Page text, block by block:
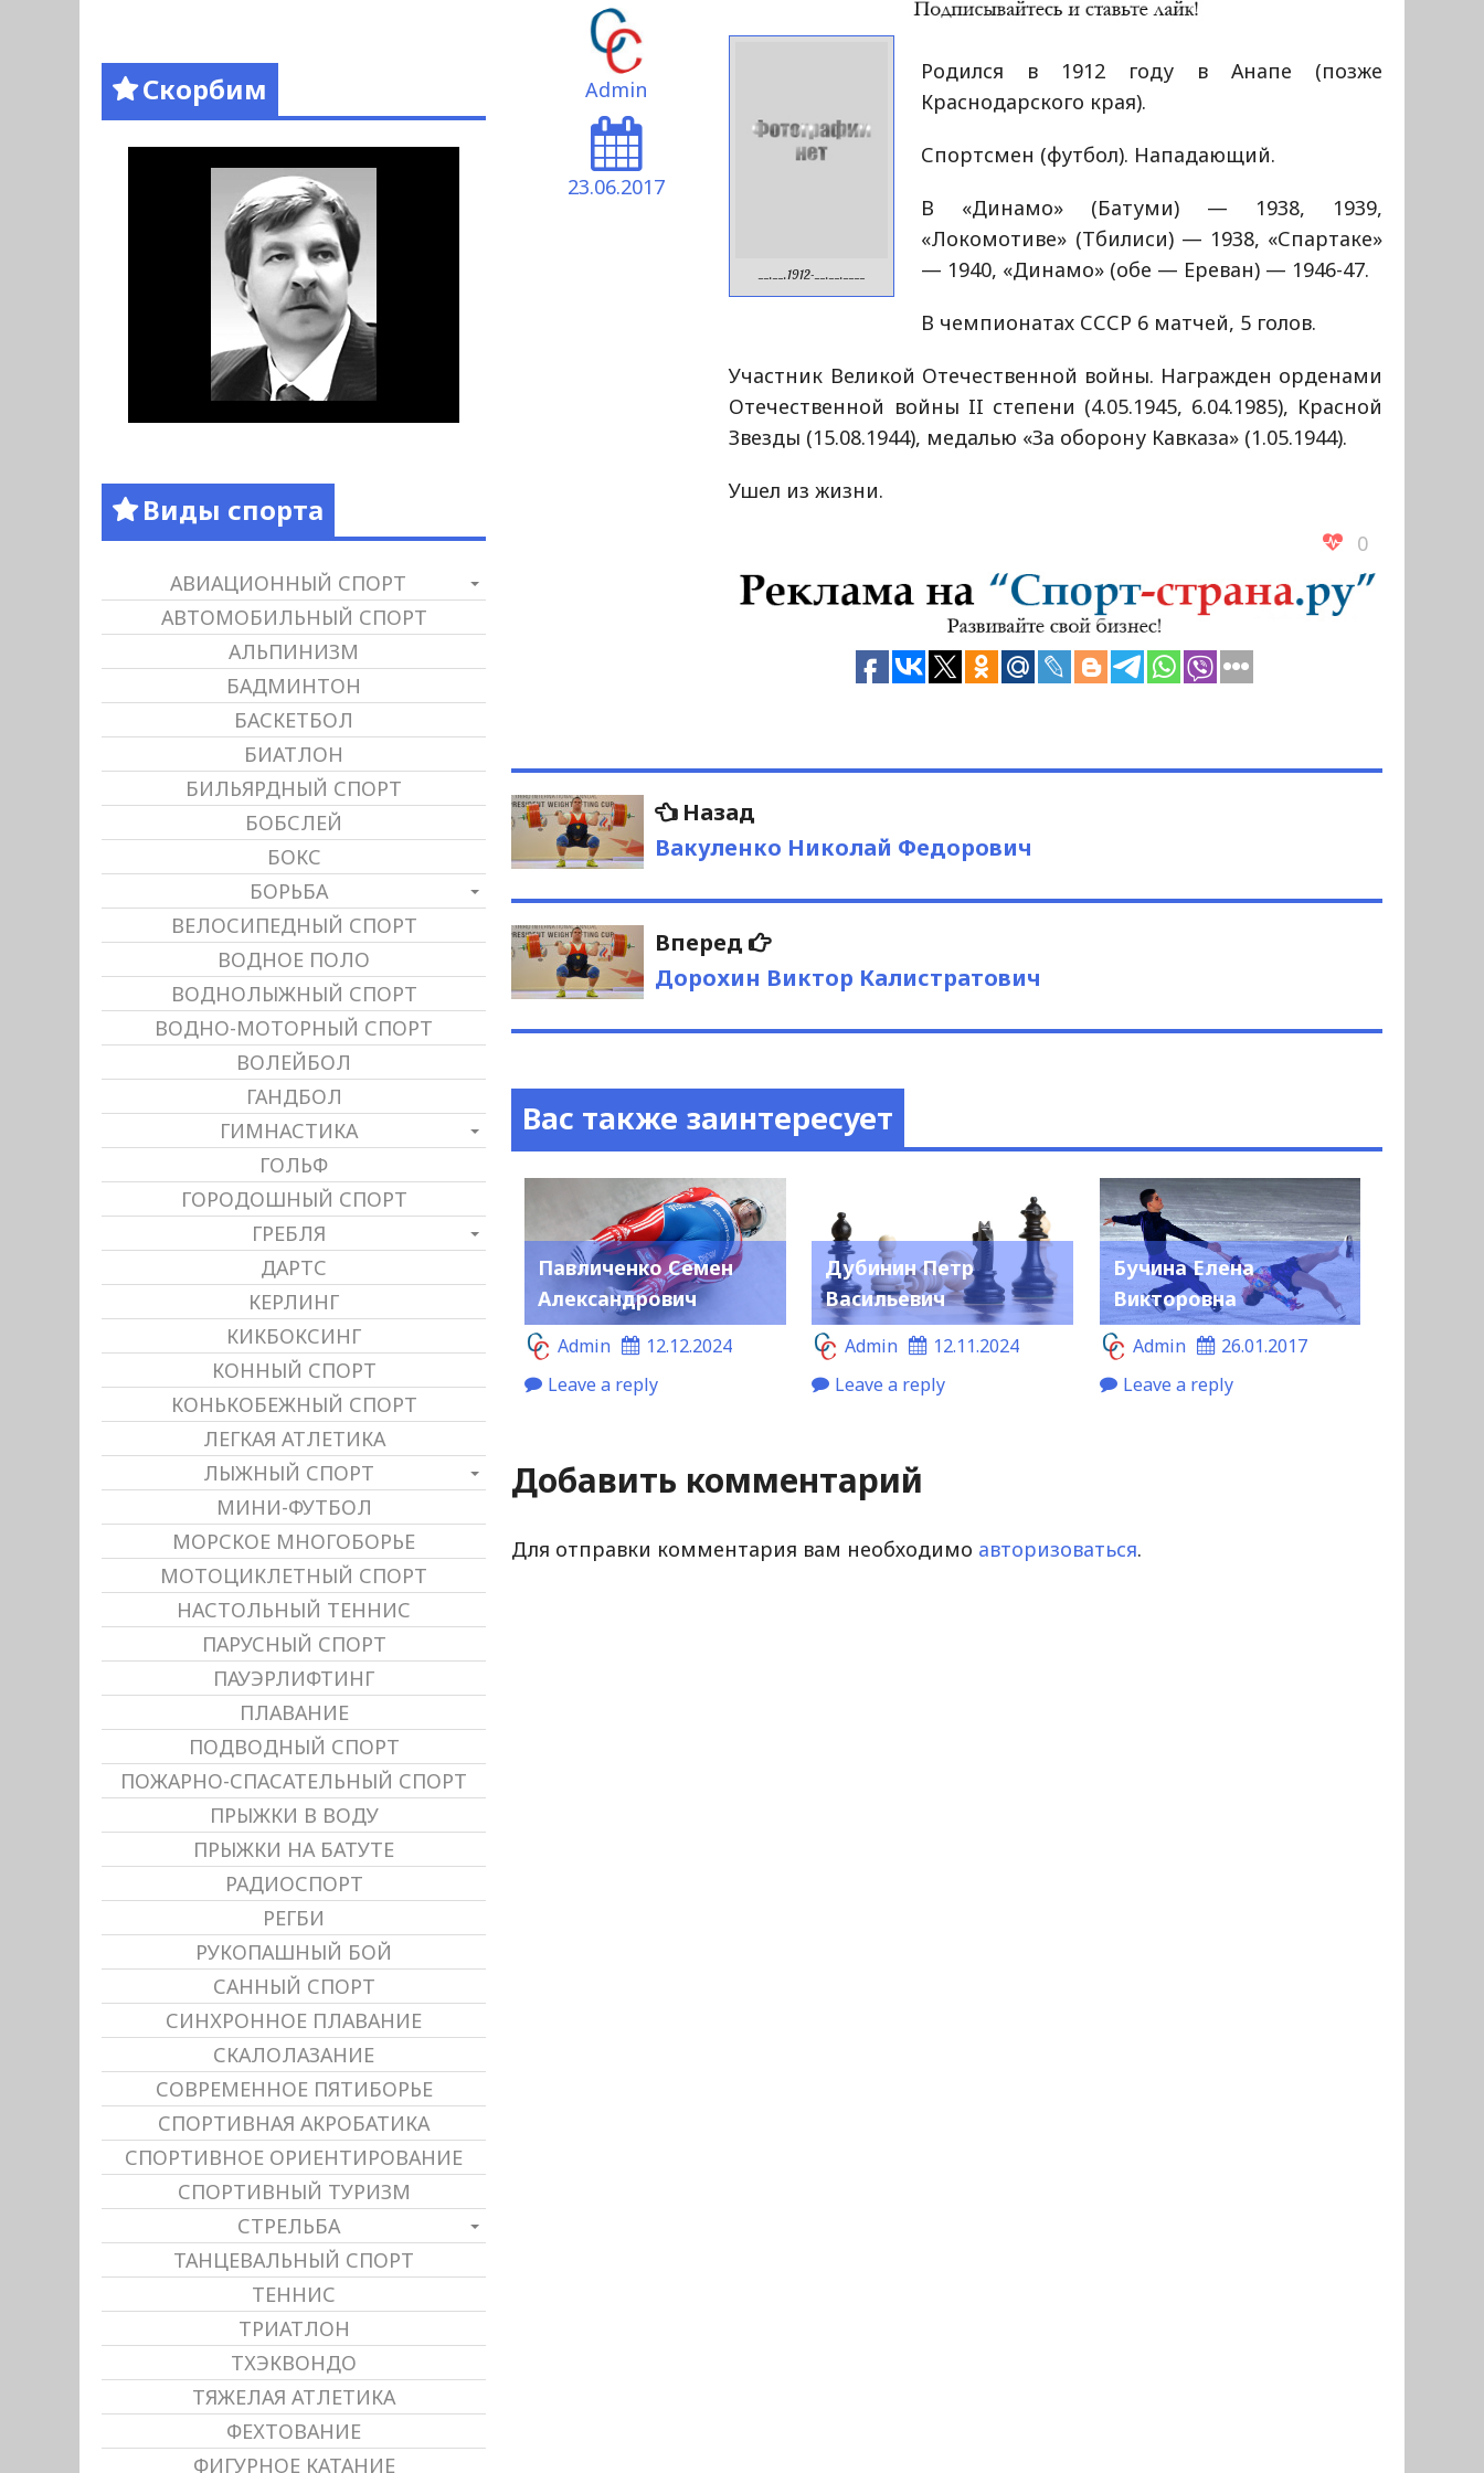
Admin
23.06.2017
__.__.1912-__.__.____
Родился в 1912 году в Анапе (позже
Краснодарского края).
Спортсмен (футбол). Нападающий.
В «Динамо» (Батуми) — 1938, 1939,
«Локомотиве» (Тбилиси) — 1938, «Спартаке»
— 1940, «Динамо» (обе — Ереван) — 1946-47.
В чемпионатах СССР 6 матчей, 5 голов.
Участник Великой Отечественной войны. Награжден орденами
Отечественной войны II степени (4.05.1945, 6.04.1985), Красной
Звезды (15.08.1944), медалью «За оборону Кавказа» (1.05.1944).
Ушел из жизни.
0
Навигация
по
записям
Назад
запись:
Вакуленко Николай Федорович
Вперед
Следующая
запись:
Дорохин Виктор Калистратович
Вас также заинтересует
Павличенко Семен
Александрович
Admin
12.12.2024
Leave a reply
Дубинин Петр
Васильевич
Admin
12.11.2024
Leave a reply
Бучина Елена
Викторовна
Admin
26.01.2017
Leave a reply
Добавить комментарий
Для отправки комментария вам необходимо авторизоваться.
Скорбим
Виды спорта
АВИАЦИОННЫЙ СПОРТ
АВТОМОБИЛЬНЫЙ СПОРТ
АЛЬПИНИЗМ
БАДМИНТОН
БАСКЕТБОЛ
БИАТЛОН
БИЛЬЯРДНЫЙ СПОРТ
БОБСЛЕЙ
БОКС
БОРЬБА
ВЕЛОСИПЕДНЫЙ СПОРТ
ВОДНОЕ ПОЛО
ВОДНОЛЫЖНЫЙ СПОРТ
ВОДНО-МОТОРНЫЙ СПОРТ
ВОЛЕЙБОЛ
ГАНДБОЛ
ГИМНАСТИКА
ГОЛЬФ
ГОРОДОШНЫЙ СПОРТ
ГРЕБЛЯ
ДАРТС
КЕРЛИНГ
КИКБОКСИНГ
КОННЫЙ СПОРТ
КОНЬКОБЕЖНЫЙ СПОРТ
ЛЕГКАЯ АТЛЕТИКА
ЛЫЖНЫЙ СПОРТ
МИНИ-ФУТБОЛ
МОРСКОЕ МНОГОБОРЬЕ
МОТОЦИКЛЕТНЫЙ СПОРТ
НАСТОЛЬНЫЙ ТЕННИС
ПАРУСНЫЙ СПОРТ
ПАУЭРЛИФТИНГ
ПЛАВАНИЕ
ПОДВОДНЫЙ СПОРТ
ПОЖАРНО-СПАСАТЕЛЬНЫЙ СПОРТ
ПРЫЖКИ В ВОДУ
ПРЫЖКИ НА БАТУТЕ
РАДИОСПОРТ
РЕГБИ
РУКОПАШНЫЙ БОЙ
САННЫЙ СПОРТ
СИНХРОННОЕ ПЛАВАНИЕ
СКАЛОЛАЗАНИЕ
СОВРЕМЕННОЕ ПЯТИБОРЬЕ
СПОРТИВНАЯ АКРОБАТИКА
СПОРТИВНОЕ ОРИЕНТИРОВАНИЕ
СПОРТИВНЫЙ ТУРИЗМ
СТРЕЛЬБА
ТАНЦЕВАЛЬНЫЙ СПОРТ
ТЕННИС
ТРИАТЛОН
ТХЭКВОНДО
ТЯЖЕЛАЯ АТЛЕТИКА
ФЕХТОВАНИЕ
ФИГУРНОЕ КАТАНИЕ